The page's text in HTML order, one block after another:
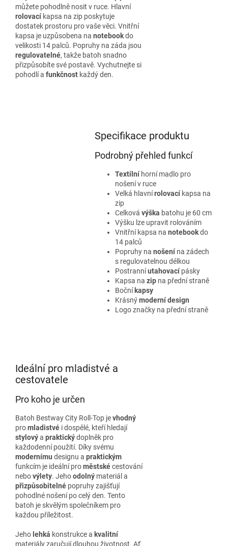
můžete pohodlně nosit v ruce. Hlavní
rolovací kapsa na zip poskytuje
dostatek prostoru pro vaše věci. Vnitřní
kapsa je uzpůsobena na notebookdo
velikosti 14 palců. Popruhy na záda jsou
regulovatelné, takže batoh snadno
přizpůsobíte své postavě. Vychutnejte si
pohodlí a funkčnost každý den.
Specifikace produktu
Podrobný přehled funkcí
Textilníhorní madlo pro
nošení v ruce
Velká hlavnírolovacíkapsa na
zip
Celková výška batohu je 60 cm
Výšku lze upravit rolováním
Vnitřní kapsa na notebookdo
14 palců
Popruhy na nošenína zádech
s regulovatelnou délkou
Postranníutahovacípásky
Kapsa na zipna přední straně
Boční kapsy
Krásnýmoderní design
Logo značky na přední straně
Ideální pro mladistvé a
cestovatele
Pro koho je určen
Batoh Bestway City Roll-Top jevhodný
promladistvé i dospělé, kteří hledají
stylovýa praktickýdoplněk pro
každodenní použití. Díky svému
modernímu designu a praktickým
funkcím je ideální proměstskécestování
nebovýlety. Jehoodolný materiál a
přizpůsobitelné popruhy zajišťují
pohodlné nošení po celý den. Tento
batoh je skvělým společníkem pro
každou příležitost.
Jeho lehká konstrukce a kvalitní
materiály zaručují dlouhou životnost. Ať